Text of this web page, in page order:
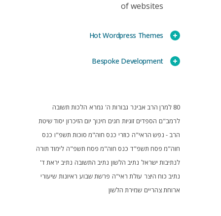
of websites
Hot Wordpress Themes
Bespoke Development
80 למרן הרב אבינר גבורות ה' גמרא הלכות תשובה
לרמב"ם הספדים זוגיות חגים חינוך יום הזיכרון יסוד שיטת
הרב - נפש הראי"ה כוזרי כנס חוה"מ סוכות תשפ"ו כנס
חוה"מ פסח תשפ"ד כנס חוה"מ פסח תשפ"ה לימוד תורה
לנתיבות ישראל נתיב הלשון נתיב התשובה נתיב יראת ד'
נתיב כוח היצר עולת ראי"ה פרשת שבוע ראיונות שיעורי
ארוחת צהריים שמירת הלשון